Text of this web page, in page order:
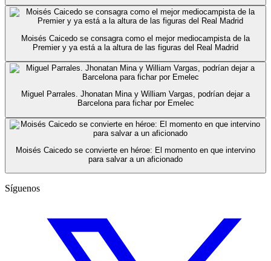
Moisés Caicedo se consagra como el mejor mediocampista de la
Premier y ya está a la altura de las figuras del Real Madrid
Miguel Parrales. Jhonatan Mina y William Vargas, podrían dejar a
Barcelona para fichar por Emelec
Moisés Caicedo se convierte en héroe: El momento en que intervino
para salvar a un aficionado
Síguenos